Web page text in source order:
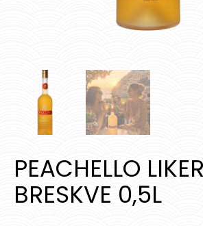
PEACHELLO
BRESKVE 0,5L